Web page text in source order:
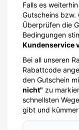
Falls es
Gutscheins bzw.
Überprüfen die
Bedingungen
Kundenservice
Bei all unseren
Rabattcode
den Gutschein
nicht" zu
schnellsten
gibt und